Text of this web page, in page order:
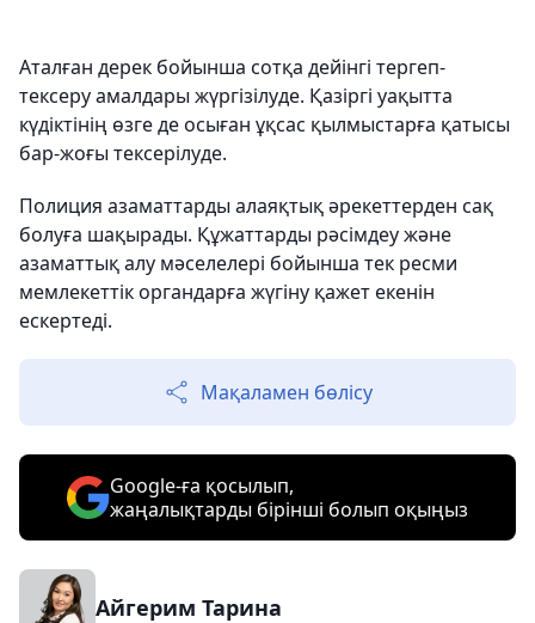
Аталған дерек бойынша сотқа дейінгі тергеп-
тексеру амалдары жүргізілуде. Қазіргі уақытта
күдіктінің өзге де осыған ұқсас қылмыстарға қатысы
бар-жоғы тексерілуде.
Полиция азаматтарды алаяқтық әрекеттерден сақ
болуға шақырады. Құжаттарды рәсімдеу және
азаматтық алу мәселелері бойынша тек ресми
мемлекеттік органдарға жүгіну қажет екенін
ескертеді.
Мақаламен бөлісу
Google-ға қосылып,
жаңалықтарды бірінші болып оқыңыз
Айгерим Тарина